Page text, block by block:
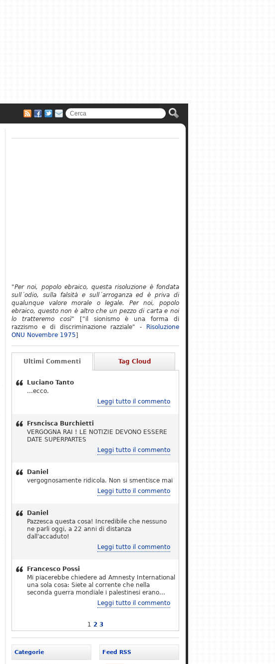
"Per noi, popolo ebraico, questa risoluzione è fondata
sull´odio, sulla falsità e sull´arroganza ed è priva di
qualunque valore morale o legale. Per noi, popolo
ebraico, questo non è altro che un pezzo di carta e noi
lo tratteremo così" ["il sionismo è una forma di
razzismo e di discriminazione razziale" -
Risoluzione
ONU Novembre 1975]
Ultimi Commenti Tag Cloud
Luciano Tanto
...ecco.
Leggi tutto il commento
Frsncisca Burchietti
VERGOGNA RAI ! LE NOTIZIE DEVONO ESSERE
DATE SUPERPARTES
Leggi tutto il commento
Daniel
vergognosamente ridicola. Non si smentisce mai
Leggi tutto il commento
Daniel
Pazzesca questa cosa! Incredibile che nessuno
ne parli oggi, a 22 anni di distanza
dall'accaduto!
Leggi tutto il commento
Francesco Possi
Mi piacerebbe chiedere ad Amnesty International
una sola cosa: Siete al corrente che nella
seconda guerra mondiale i palestinesi erano…
Leggi tutto il commento
1 2 3
Feed RSS
Categorie